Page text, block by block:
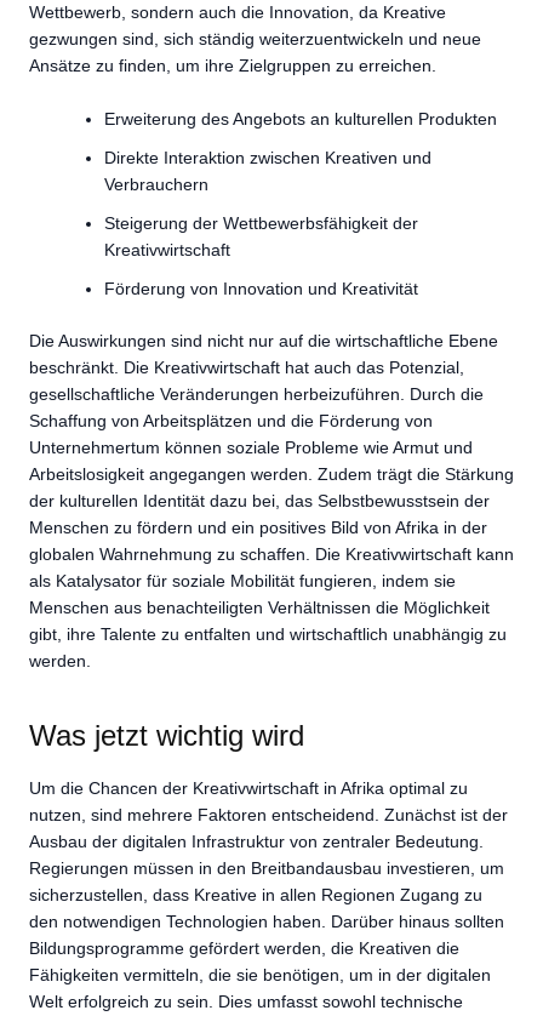
Wettbewerb, sondern auch die Innovation, da Kreative
gezwungen sind, sich ständig weiterzuentwickeln und neue
Ansätze zu finden, um ihre Zielgruppen zu erreichen.
Erweiterung des Angebots an kulturellen Produkten
Direkte Interaktion zwischen Kreativen und
Verbrauchern
Steigerung der Wettbewerbsfähigkeit der
Kreativwirtschaft
Förderung von Innovation und Kreativität
Die Auswirkungen sind nicht nur auf die wirtschaftliche Ebene
beschränkt. Die Kreativwirtschaft hat auch das Potenzial,
gesellschaftliche Veränderungen herbeizuführen. Durch die
Schaffung von Arbeitsplätzen und die Förderung von
Unternehmertum können soziale Probleme wie Armut und
Arbeitslosigkeit angegangen werden. Zudem trägt die Stärkung
der kulturellen Identität dazu bei, das Selbstbewusstsein der
Menschen zu fördern und ein positives Bild von Afrika in der
globalen Wahrnehmung zu schaffen. Die Kreativwirtschaft kann
als Katalysator für soziale Mobilität fungieren, indem sie
Menschen aus benachteiligten Verhältnissen die Möglichkeit
gibt, ihre Talente zu entfalten und wirtschaftlich unabhängig zu
werden.
Was jetzt wichtig wird
Um die Chancen der Kreativwirtschaft in Afrika optimal zu
nutzen, sind mehrere Faktoren entscheidend. Zunächst ist der
Ausbau der digitalen Infrastruktur von zentraler Bedeutung.
Regierungen müssen in den Breitbandausbau investieren, um
sicherzustellen, dass Kreative in allen Regionen Zugang zu
den notwendigen Technologien haben. Darüber hinaus sollten
Bildungsprogramme gefördert werden, die Kreativen die
Fähigkeiten vermitteln, die sie benötigen, um in der digitalen
Welt erfolgreich zu sein. Dies umfasst sowohl technische